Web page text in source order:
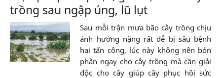
trồng sau ngập úng, lũ lụt
Sau mỗi trận mưa bão cây trồng chịu
ảnh hưởng nặng rất dễ bị sâu bệnh
hại tấn công, lúc này không nên bón
phân ngay cho cây trồng mà cần giải
độc cho cây giúp cây phục hồi sức